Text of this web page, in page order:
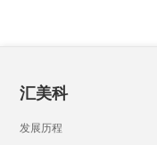
汇美科
发展历程